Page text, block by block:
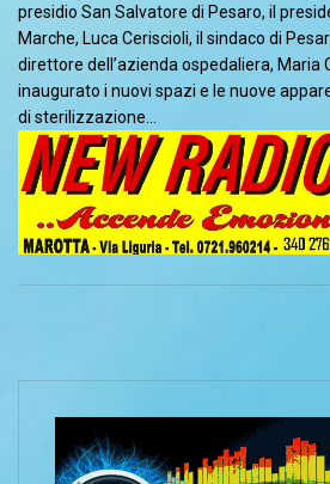
presidio San Salvatore di Pesaro, il
Marche, Luca Ceriscioli, il sindaco di
direttore dell’azienda ospedaliera, Maria
inaugurato i nuovi spazi e le nuove
di sterilizzazione…